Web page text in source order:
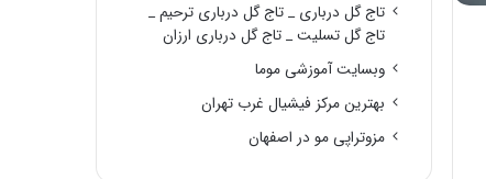
تاج گل درباری _ تاج گل درباری ترحیم _
تاج گل تسلیت _ تاج گل درباری ارزان
وبسایت آموزشی موما
بهترین مرکز فیشیال غرب تهران
مزوتراپی مو در اصفهان